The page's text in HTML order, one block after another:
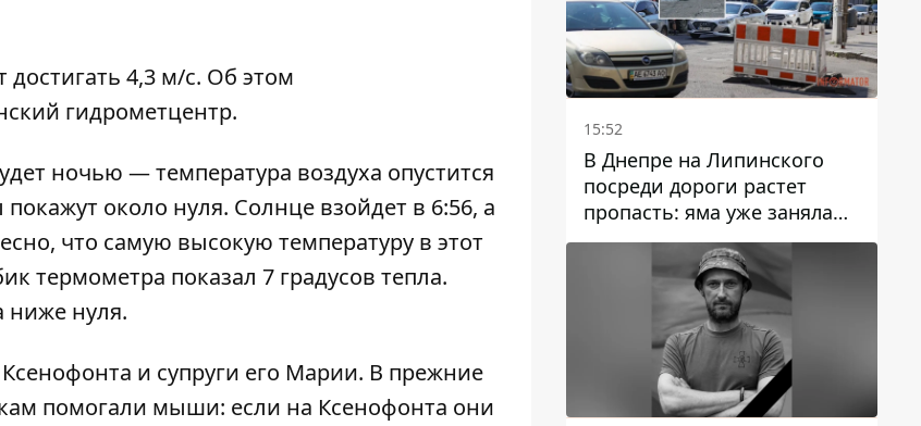
достигать 4,3 м/с. Об этом
гидрометцентр.
ночью — температура воздуха опустится
около нуля. Солнце взойдет в 6:56, а
что самую высокую температуру в этот
термометра показал 7 градусов тепла.
ниже нуля.
и супруги его Марии. В прежние
помогали мыши: если на Ксенофонта они
15:52
В Днепре на Липинского
посреди дороги растет
пропасть: яма уже заняла
полосу движения